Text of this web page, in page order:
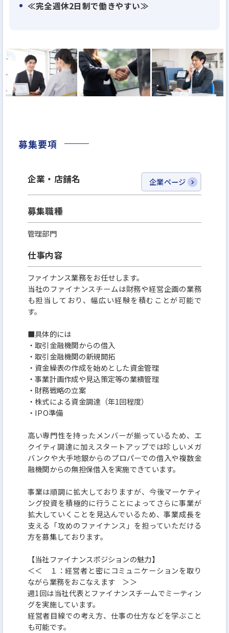
り、人生で最も大きな買い物である住まいに、理想
的な選択をたくさん作り出すことを目指しています。
しかし、中古物件の物流は欧米で80%を超えるのに
対し、日本はまだ15%と非常に低いのが現状です。
たいと考えています。
◆【一人ひとりが理想的な選択ができる社会に】
すむたすが目指すのは、ただの便利でお得な不動産
サービスではありません。
人生において最も大きな買い物である住まいにおい
て、一人ひとりが理想的な選択ができる社会にしてい
くことが、私たちのミッションです。
住まいの売り買いをもっと簡単に、いつでも好きな
タイミングで、適切な価格で、余計な中間コストを
払う必要がない透明性の高い取引きの実現を目指し
≪完全週休2日制で働きやすい≫
募集要項
企業・店舗名 企業ページ
募集職種
管理部門
仕事内容
ファイナンス業務をお任せします。
当社のファイナンスチームは財務や経営企画の業務
も担当しており、幅広い経験を積むことが可能で
す。
■具体的には
・取引金融機関からの借入
・取引金融機関の新規開拓
・資金繰表の作成を始めとした資金管理
・事業計画作成や見込策定等の業績管理
・財務戦略の立案
・株式による資金調達（年1回程度）
・IPO準備
高い専門性を持ったメンバーが揃っているため、エ
クイティ調達に加えスタートアップでは珍しいメガ
バンクや大手地銀からのプロパーでの借入や複数金
融機関からの無担保借入を実施できています。
事業は順調に拡大しておりますが、今後マーケティ
ング投資を積極的に行うことによってさらに事業が
拡大していくことを見込んでいるため、事業成長を
支える「攻めのファイナンス」を担っていただける
方を募集しております。
【当社ファイナンスポジションの魅力】
＜＜ １：経営者と密にコミュニケーションを取り
ながら業務をおこなえます ＞＞
週1回は当社代表とファイナンスチームでミーティン
グを実施しています。
経営者目線での考え方、仕事の仕方などを学ぶこと
も可能です。